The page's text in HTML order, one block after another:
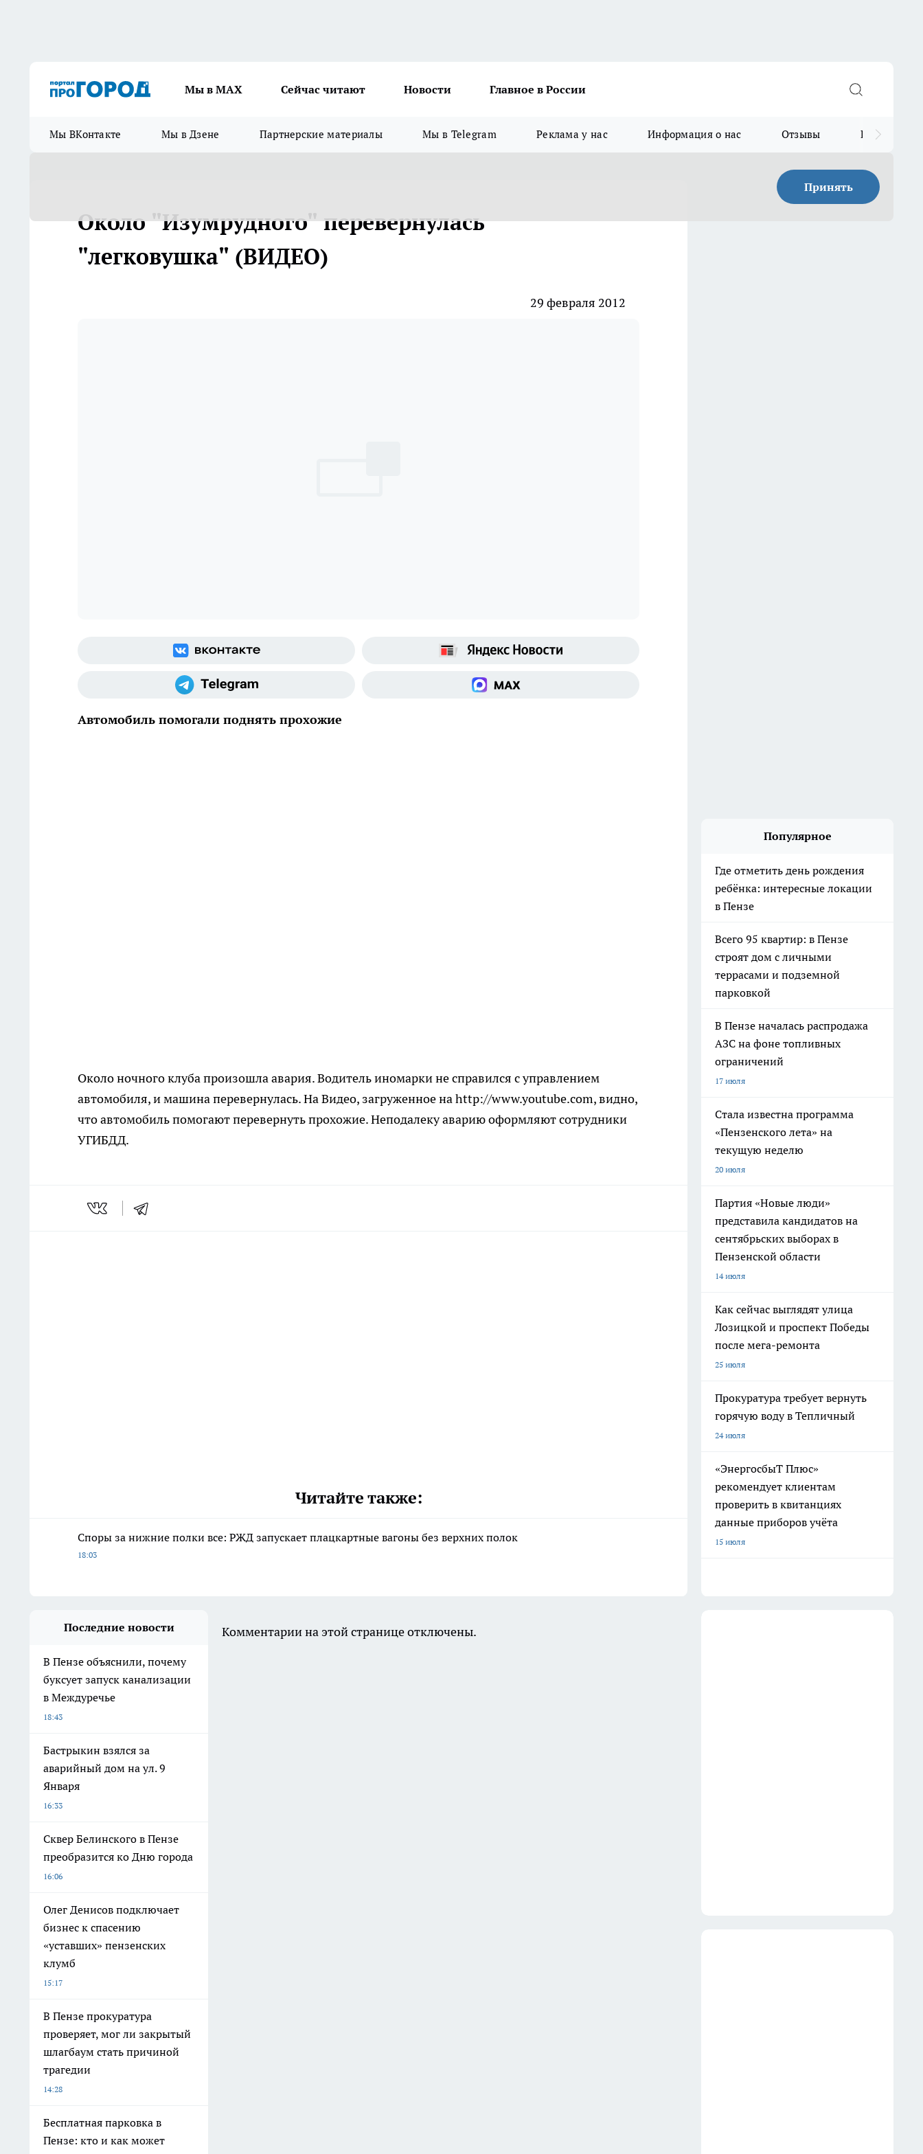
Мы в МАХ Сейчас читают Новости Главное в России
Мы ВКонтакте Мы в Дзене Партнерские материалы Мы в Telegram Реклама у нас Информация о нас Отзывы Прайс для
Принять
Около "Изумрудного" перевернулась
"легковушка" (ВИДЕО)
29 февраля 2012
Автомобиль помогали поднять прохожие
Около ночного клуба произошла авария. Водитель иномарки не справился с управлением
автомобиля, и машина перевернулась. На Видео, загруженное на http://www.youtube.com, видно,
что автомобиль помогают перевернуть прохожие. Неподалеку аварию оформляют сотрудники
УГИБДД.
Читайте также:
Споры за нижние полки все: РЖД запускает плацкартные вагоны без верхних полок
18:03
Популярное
Где отметить день рождения
ребёнка: интересные локации
в Пензе
Всего 95 квартир: в Пензе
строят дом с личными
террасами и подземной
парковкой
В Пензе началась распродажа
АЗС на фоне топливных
ограничений
17 июля
Стала известна программа
«Пензенского лета» на
текущую неделю
20 июля
Партия «Новые люди»
представила кандидатов на
сентябрьских выборах в
Пензенской области
14 июля
Как сейчас выглядят улица
Лозицкой и проспект Победы
после мега-ремонта
25 июля
Прокуратура требует вернуть
горячую воду в Тепличный
24 июля
«ЭнергосбыТ Плюс»
рекомендует клиентам
проверить в квитанциях
данные приборов учёта
15 июля
Последние новости
В Пензе объяснили, почему
буксует запуск канализации
в Междуречье
18:43
Бастрыкин взялся за
аварийный дом на ул. 9
Января
16:33
Сквер Белинского в Пензе
преобразится ко Дню города
16:06
Олег Денисов подключает
бизнес к спасению
«уставших» пензенских
клумб
15:17
В Пензе прокуратура
проверяет, мог ли закрытый
шлагбаум стать причиной
трагедии
14:28
Бесплатная парковка в
Пензе: кто и как может
Комментарии на этой странице отключены.